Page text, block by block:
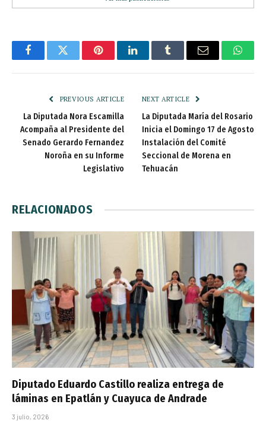
FacebookTwitter PinterestLinkedInTumblr Email
PREVIOUS ARTICLE
La Diputada Nora Escamilla
Acompaña al Presidente del
Senado Gerardo Fernandez
Noroña en su Informe
Legislativo
NEXT ARTICLE
La Diputada María del Rosario
Inicia el Domingo 17 de Agosto
Instalación del Comité
Seccional de Morena en
Tehuacán
RELACIONADOS
Diputado Eduardo Castillo realiza entrega de
láminas en Epatlán y Cuayuca de Andrade
3 julio, 2026